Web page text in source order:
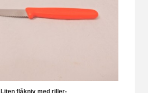
Liten flåkniv med riller-